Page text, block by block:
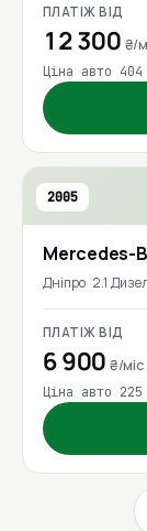
ПЛАТІЖ ВІД
12 300 ₴/
Ціна авто
2005
Mercedes-
Дніпро 2.1
ПЛАТІЖ ВІД
6 900₴/міс
Ціна авто